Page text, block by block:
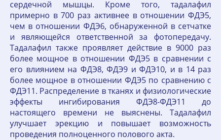
сердечной мышцы. Кроме того, тадалафил
примерно в 700 раз активнее в отношении ФДЭ5,
чем в отношении ФДЭ6, обнаруженной в сетчатке
и являющейся ответственной за фотопередачу.
Тадалафил также проявляет действие в 9000 раз
более мощное в отношении ФДЭ5 в сравнении с
его влиянием на ФДЭ8, ФДЭ9 и ФДЭ10, и в 14 раз
более мощное в отношении ФДЭ5 по сравнению с
ФДЭ11. Распределение в тканях и физиологические
эффекты ингибирования ФДЭ8-ФДЭ11 до
настоящего времени не выяснены. Тадалафил
улучшает эрекцию и повышает возможность
проведения полноценного полового акта.